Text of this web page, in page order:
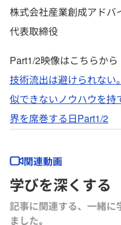
株式会社産業創成アドバ
代表取締役
Part1/2映像はこちらから
技術流出は避けられない
似できないノウハウを
界を席巻する日Part1/2
関連動画
学びを深くする
記事に関連する、一緒に
ました｡